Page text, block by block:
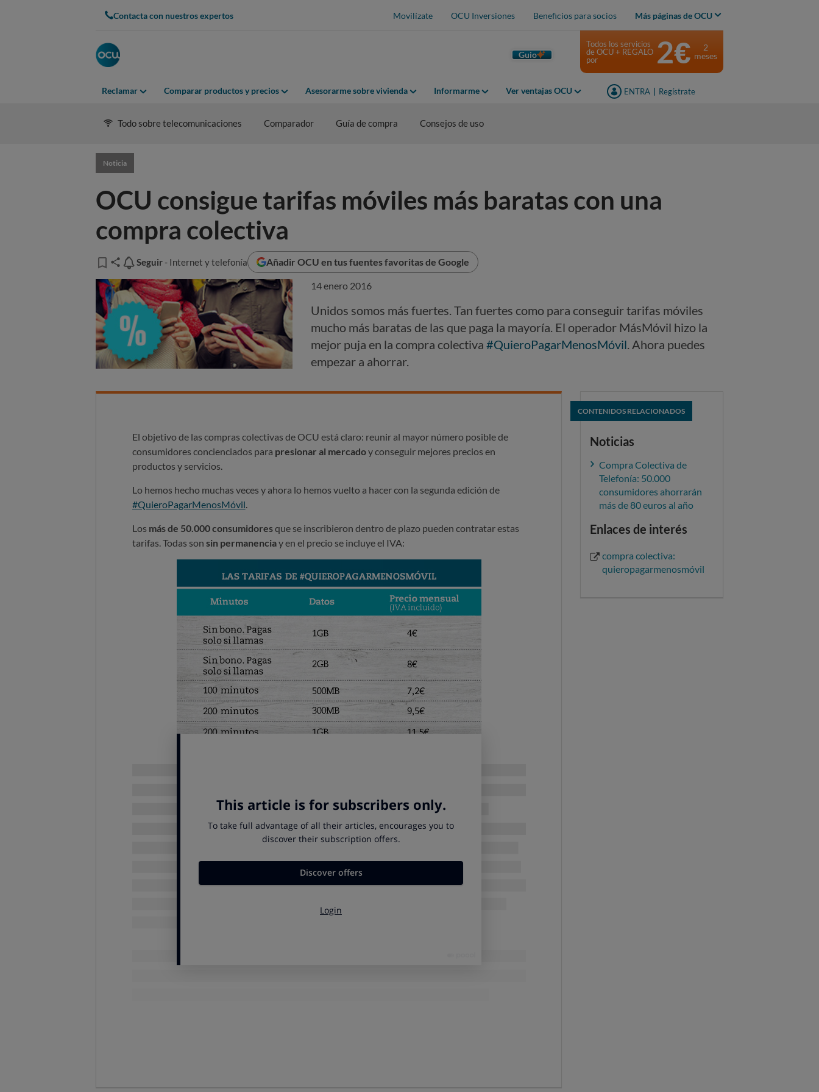
Contacta con nuestros expertos Movilízate OCU Inversiones Beneficios para socios Más páginas de OCU
Guio
Reclamar Comparar productos y precios Asesorarme sobre vivienda Informarme Ver ventajas OCU ENTRA Regístrate
Todos los servicios
de OCU + REGALO
por
2€
2
meses
Todo sobre telecomunicaciones Comparador Guía de compra Consejos de uso
Noticia
OCU consigue tarifas móviles más baratas con una
compra colectiva
Seguir
Seguir - Internet y telefonía Añadir OCU en tus fuentes favoritas de Google
14 enero 2016
Unidos somos más fuertes. Tan fuertes como para conseguir tarifas móviles
mucho más baratas de las que paga la mayoría. El operador MásMóvil hizo la
mejor puja en la compra colectiva#QuieroPagarMenosMóvil. Ahora puedes
empezar a ahorrar.
El objetivo de las compras colectivas de OCU está claro: reunir al mayor número posible de
consumidores concienciados para presionar al mercadoy conseguir mejores precios en
productos y servicios.
Lo hemos hecho muchas veces y ahora lo hemos vuelto a hacer con la segunda edición de
#QuieroPagarMenosMóvil
Los más de 50.000 consumidoresque se inscribieron dentro de plazo pueden contratar estas
tarifas. Todas son sin permanenciay en el precio se incluye el IVA:
Cómo contratar estas tarifas
Si te inscribiste dentro de plazo en la compra colectiva, te habrá llegado un mail con
CONTENIDOS RELACIONADOS
Noticias
Compra Colectiva de
Telefonía: 50.000
consumidores ahorrarán
más de 80 euros al año
Enlaces de interés
compra colectiva:
quieropagarmenosmóvil